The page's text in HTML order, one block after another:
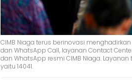
CIMB Niaga terus berinovasi
dan WhatsApp Call, layanan Contact
dan WhatsApp resmi CIMB Niaga.
yaitu 14041.